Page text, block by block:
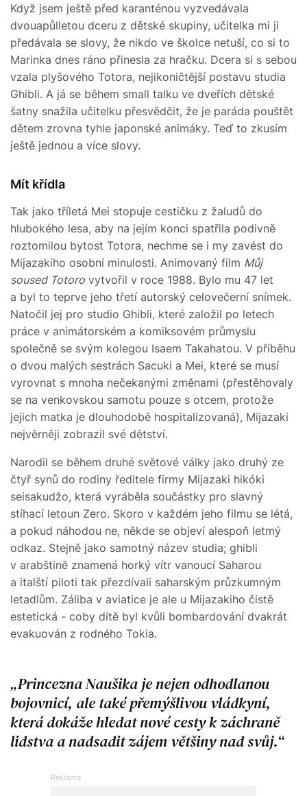
Když jsem ještě před karanténou vyzvedávala
dvouapůlletou dceru z dětské skupiny, učitelka mi ji
předávala se slovy, že nikdo ve školce netuší, co si to
Marinka dnes ráno přinesla za hračku. Dcera si s sebou
vzala plyšového Totora, nejikoničtější postavu studia
Ghibli. A já se během small talku ve dveřích dětské
šatny snažila učitelku přesvědčit, že je paráda pouštět
dětem zrovna tyhle japonské animáky. Teď to zkusím
ještě jednou a více slovy.
Mít křídla
Tak jako tříletá Mei stopuje cestičku z žaludů do
hlubokého lesa, aby na jejím konci spatřila podivně
roztomilou bytost Totora, nechme se i my zavést do
Mijazakiho osobní minulosti. Animovaný film Můj
soused Totoro vytvořil v roce 1988. Bylo mu 47 let
a byl to teprve jeho třetí autorský celovečerní snímek.
Natočil jej pro studio Ghibli, které založil po letech
práce v animátorském a komiksovém průmyslu
společně se svým kolegou Isaem Takahatou. V příběhu
o dvou malých sestrách Sacuki a Mei, které se musí
vyrovnat s mnoha nečekanými změnami (přestěhovaly
se na venkovskou samotu pouze s otcem, protože
jejich matka je dlouhodobě hospitalizovaná), Mijazaki
nejvěrněji zobrazil své dětství.
Narodil se během druhé světové války jako druhý ze
čtyř synů do rodiny ředitele firmy Mijazaki hikóki
seisakudžo, která vyráběla součástky pro slavný
stíhací letoun Zero. Skoro v každém jeho filmu se létá,
a pokud náhodou ne, někde se objeví alespoň letmý
odkaz. Stejně jako samotný název studia; ghibli
v arabštině znamená horký vítr vanoucí Saharou
a italští piloti tak přezdívali saharským průzkumným
letadlům. Záliba v aviatice je ale u Mijazakiho čistě
estetická - coby dítě byl kvůli bombardování dvakrát
evakuován z rodného Tokia.
Princezna Naušika je nejen odhodlanou
bojovnicí, ale také přemýšlivou vládkyní,
která dokáže hledat nové cesty k záchraně
lidstva a nadsadit zájem většiny nad svůj.